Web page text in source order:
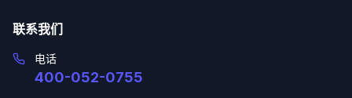
联系我们
电话
400-052-0755